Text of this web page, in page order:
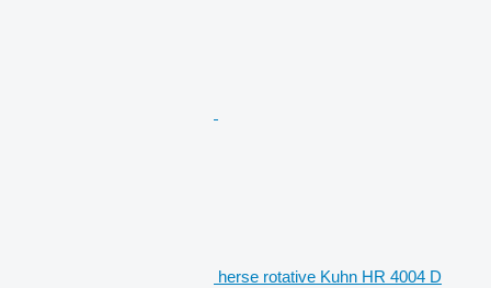
herse rotative Kuhn HR 4004 D